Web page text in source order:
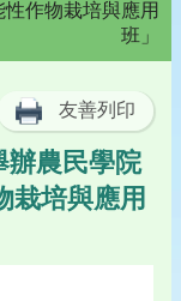
作物栽培與應用
班」
友善列印
辦農民學院
栽培與應用